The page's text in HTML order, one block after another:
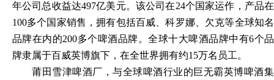
年公司总收益达497亿美元。该公司在24个国家运作，产品在
100多个国家销售，拥有包括百威、科罗娜、欠克等全球知名
品牌在内的200多个啤酒品牌。全球十大啤酒品牌中有6个品
牌隶属于百威英博旗下，在全世界拥有约15万名员工。
莆田雪津啤酒厂，与全球啤酒行业的巨无霸英博啤酒集